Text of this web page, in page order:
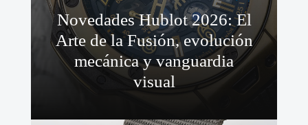
Novedades Hublot 2026: El
Arte de la Fusión, evolución
mecánica y vanguardia
visual